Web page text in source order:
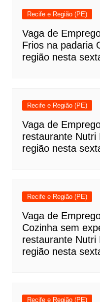
Recife e Região (PE)
Vaga de
Frios na padaria
região nesta
Recife e Região (PE)
Vaga de
restaurante Nutri
região nesta
Recife e Região (PE)
Vaga de
Cozinha sem
restaurante Nutri
região nesta
Recife e Região (PE)